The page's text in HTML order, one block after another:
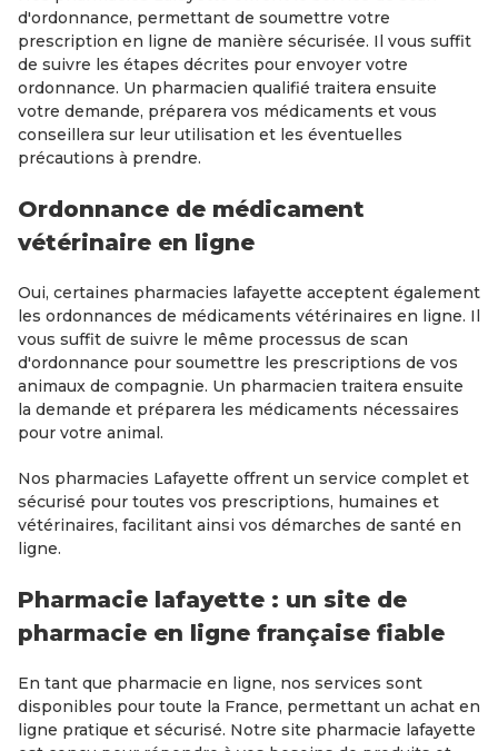
d'ordonnance, permettant de soumettre votre
prescription en ligne de manière sécurisée. Il vous suffit
de suivre les étapes décrites pour envoyer votre
ordonnance. Un pharmacien qualifié traitera ensuite
votre demande, préparera vos médicaments et vous
conseillera sur leur utilisation et les éventuelles
précautions à prendre.
Ordonnance de médicament
vétérinaire en ligne
Oui, certaines pharmacies lafayette acceptent également
les ordonnances de médicaments vétérinaires en ligne. Il
vous suffit de suivre le même processus de scan
d'ordonnance pour soumettre les prescriptions de vos
animaux de compagnie. Un pharmacien traitera ensuite
la demande et préparera les médicaments nécessaires
pour votre animal.
Nos pharmacies Lafayette offrent un service complet et
sécurisé pour toutes vos prescriptions, humaines et
vétérinaires, facilitant ainsi vos démarches de santé en
ligne.
Pharmacie lafayette : un site de
pharmacie en ligne française fiable
En tant que pharmacie en ligne, nos services sont
disponibles pour toute la France, permettant un achat en
ligne pratique et sécurisé. Notre site pharmacie lafayette